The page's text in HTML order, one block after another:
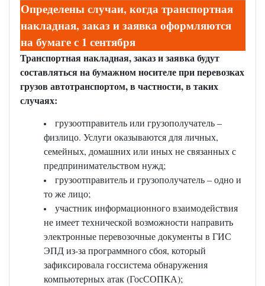
Определены случаи, когда транспортная
накладная, заказ и заявка оформляются
на бумаге с 1 сентября
Транспортная накладная, заказ и заявка будут
составляться на бумажном носителе при перевозках
грузов автотранспортом, в частности, в таких
случаях:
грузоотправитель или грузополучатель –
физлицо. Услуги оказываются для личных,
семейных, домашних или иных не связанных с
предпринимательством нужд;
грузоотправитель и грузополучатель – одно и
то же лицо;
участник информационного взаимодействия
не имеет технической возможности направить
электронные перевозочные документы в ГИС
ЭПД из-за программного сбоя, который
зафиксировала госсистема обнаружения
компьютерных атак (ГосСОПКА);